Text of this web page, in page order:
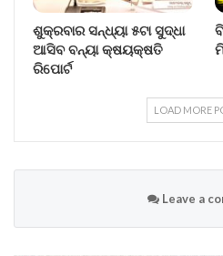
ଶୁକ୍ରବାର ସନ୍ଧ୍ୟା ୫ଟା ସୁଦ୍ଧା
ଆସିବ ବନ୍ୟା କ୍ଷୟକ୍ଷତି
ରିପୋର୍ଟ
LOAD MORE
Leave a